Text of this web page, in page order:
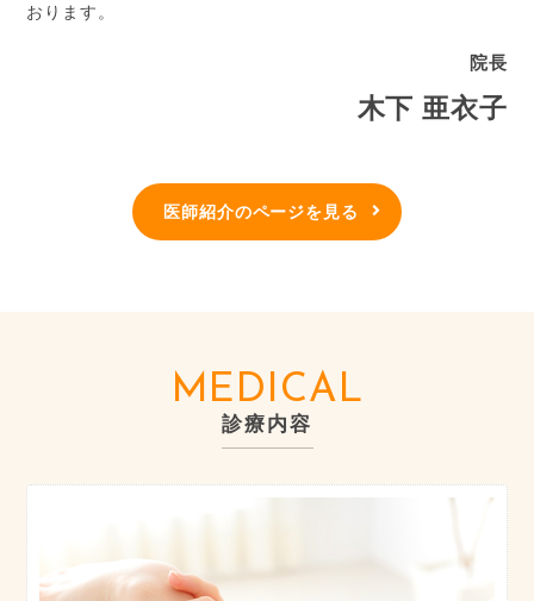
おります。
院長
木下 亜衣子
医師紹介のページを見る
MEDICAL
診療内容